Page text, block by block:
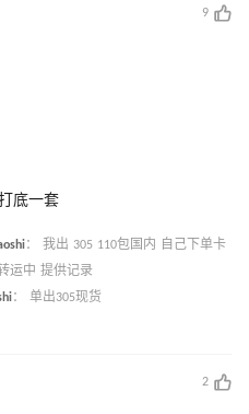
9
底一套
： 我出 305 110包国内 自己下单卡
运中 提供记录
： 单出305现货
2